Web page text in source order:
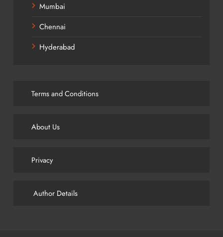
Mumbai
Chennai
Hyderabad
Terms and Conditions
About Us
Privacy
Author Details